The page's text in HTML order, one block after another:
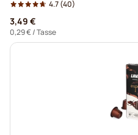
4.7(40)
3,49 €
0,29 €/ Tasse